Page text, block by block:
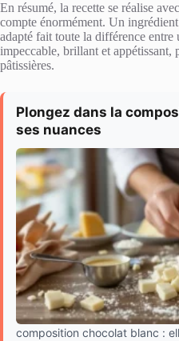
En résumé, la recette se réalise
compte énormément. Un
adapté fait toute la différence entre
impeccable, brillant et
pâtissières.
Plongez dans la
ses nuances
composition chocolat blanc :